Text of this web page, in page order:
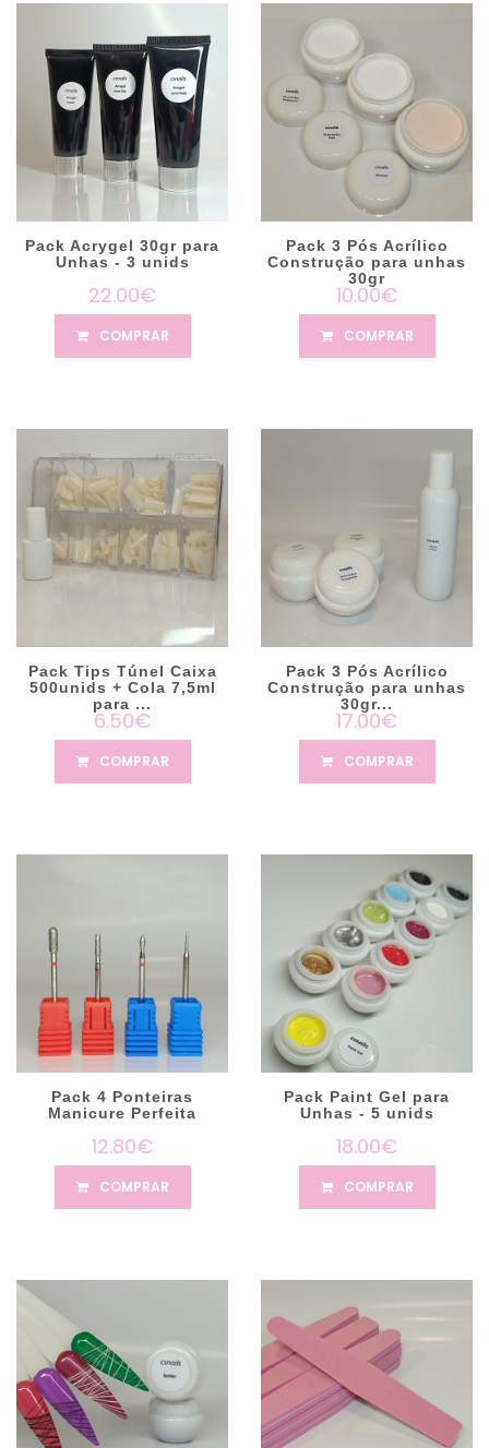
Pack Acrygel 30gr para
Unhas - 3 unids
22.00€
COMPRAR
Pack 3 Pós Acrílico
Construção para unhas
30gr
10.00€
COMPRAR
Pack Tips Túnel Caixa
500unids + Cola 7,5ml
para ...
6.50€
COMPRAR
Pack 3 Pós Acrílico
Construção para unhas
30gr...
17.00€
COMPRAR
Pack 4 Ponteiras
Manicure Perfeita
12.80€
COMPRAR
Pack Paint Gel para
Unhas - 5 unids
18.00€
COMPRAR